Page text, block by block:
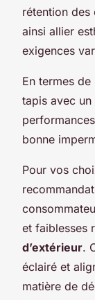
rétention des
ainsi allier
exigences
En termes de
tapis avec
bonne
Pour vos
et faiblesses
d’extérieur.
éclairé et
matière de